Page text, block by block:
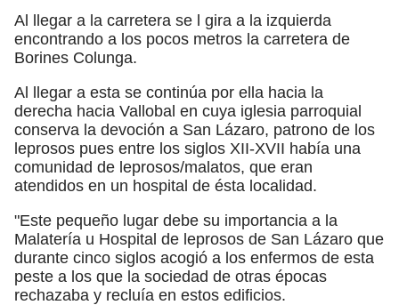
Al llegar a la carretera se l gira a la izquierda
encontrando a los pocos metros la carretera de
Borines Colunga.
Al llegar a esta se continúa por ella hacia la
derecha hacia Vallobal en cuya iglesia parroquial
conserva la devoción a San Lázaro, patrono de los
leprosos pues entre los siglos XII-XVII había una
comunidad de leprosos/malatos, que eran
atendidos en un hospital de ésta localidad.
"Este pequeño lugar debe su importancia a la
Malatería u Hospital de leprosos de San Lázaro que
durante cinco siglos acogió a los enfermos de esta
peste a los que la sociedad de otras épocas
rechazaba y recluía en estos edificios.